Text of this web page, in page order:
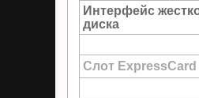
Интерфейс
диска
Слот ExpressCard